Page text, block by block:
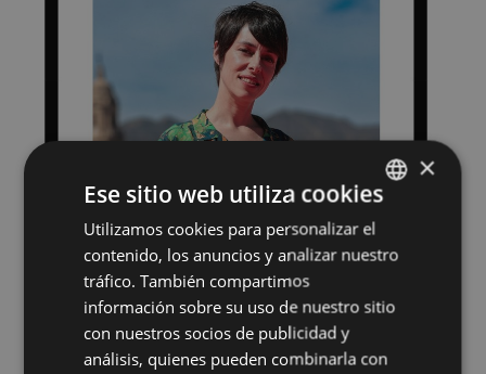
BASQUE
SPANISH
×
Ese sitio web utiliza cookies
Utilizamos cookies para personalizar el
contenido, los anuncios y analizar nuestro
tráfico. También compartimos
información sobre su uso de nuestro sitio
con nuestros socios de publicidad y
análisis, quienes pueden combinarla con